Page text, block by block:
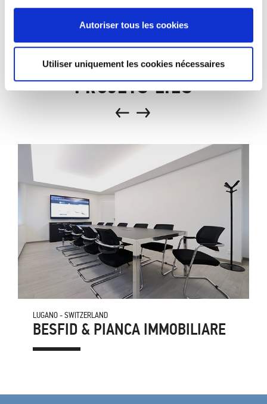
Autoriser tous les cookies
Utiliser uniquement les cookies nécessaires
PROJETS LIÉS
LUGANO - SWITZERLAND
BESFID & PIANCA IMMOBILIARE